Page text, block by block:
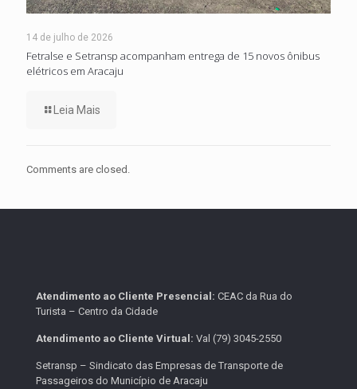
14 de julho de 2026
Fetralse e Setransp acompanham entrega de 15 novos ônibus
elétricos em Aracaju
Leia Mais
Comments are closed.
Atendimento ao Cliente Presencial: CEAC da Rua do
Turista – Centro da Cidade
Atendimento ao Cliente Virtual: Val (79) 3045-2550
Setransp – Sindicato das Empresas de Transporte de
Passageiros do Município de Aracaju